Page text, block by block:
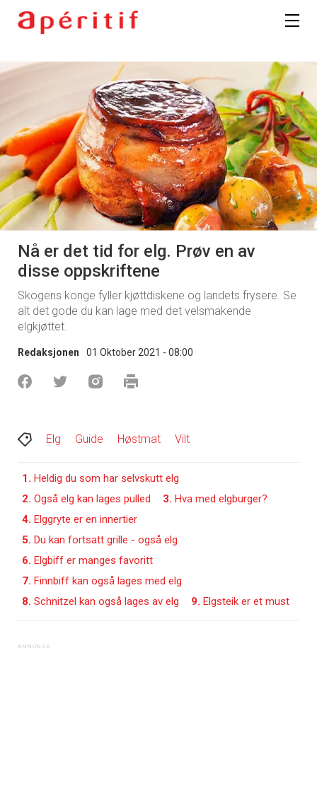
Nå er det tid for elg. Prøv en av
disse oppskriftene
Skogens konge fyller kjøttdiskene og landets frysere. Se
alt det gode du kan lage med det velsmakende
elgkjøttet.
Redaksjonen 01 Oktober 2021 - 08:00
Elg Guide Høstmat Vilt
1. Heldig du som har selvskutt elg
2. Også elg kan lages pulled 3. Hva med elgburger?
4. Elggryte er en innertier
5. Du kan fortsatt grille - også elg
6. Elgbiff er manges favoritt
7. Finnbiff kan også lages med elg
8. Schnitzel kan også lages av elg 9. Elgsteik er et must